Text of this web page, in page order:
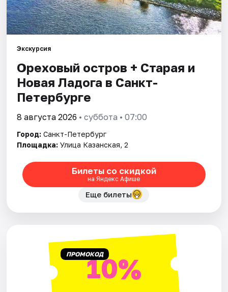
Города
Площадки
Артисты
Рейтинги
Экскурсия
Ореховый остров + Старая и
Новая Ладога в Санкт-
Петербурге
8 августа 2026 • суббота • 07:00
Город: Санкт-Петербург
Площадка: Улица Казанская, 2
Билеты со скидкой
на Яндекс Афише
Еще билеты
ПРОМОКОД10%